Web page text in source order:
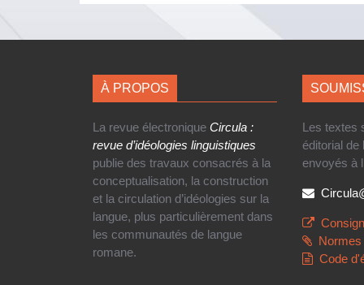
À PROPOS
La revue électronique Circula :
revue d’idéologies linguistiques
publie des travaux consacrés à la
conceptualisation, la construction
et la circulation d’idéologies sur la
langue, plus particulièrement dans
les communautés de langue
romane.
Les textes
éditorial de
envoyés à
Code